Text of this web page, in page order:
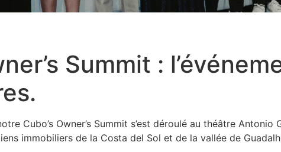
Summit :
Cubo’s Owner’s Summit s’est déroulé au théâtre
immobiliers de la Costa del Sol et de la vallée de